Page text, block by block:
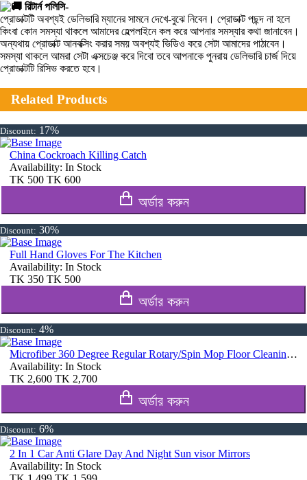
রিটার্ন পলিসি-
প্রোডাক্টটি অবশ্যই ডেলিভারি ম্যানের সামনে দেখে-বুঝে নিবেন। প্রোডাক্ট পছন্দ না হলে
কিংবা কোন সমস্যা থাকলে আমাদের হেল্পলাইনে কল করে আপনার সমস্যার কথা জানাবেন।
অন্যথায় প্রোডাক্ট আনবক্সিং করার সময় অবশ্যই ভিডিও করে সেটা আমাদের পাঠাবেন।
সমস্যা থাকলে আমরা সেটা এক্সচেঞ্জ করে দিবো তবে আপনাকে পুনরায় ডেলিভারি চার্জ দিয়ে
প্রোডাক্টটি রিসিভ করতে হবে।
Related Products
Discount: 17%
China Cockroach Killing Catch
Availability: In Stock
TK 500 TK 600
অর্ডার করুন
Discount: 30%
Full Hand Gloves For The Kitchen
Availability: In Stock
TK 350 TK 500
অর্ডার করুন
Discount: 4%
Microfiber 360 Degree Regular Rotary/Spin Mop Floor Cleaning Mop
Availability: In Stock
TK 2,600 TK 2,700
অর্ডার করুন
Discount: 6%
2 In 1 Car Anti Glare Day And Night Sun visor Mirrors
Availability: In Stock